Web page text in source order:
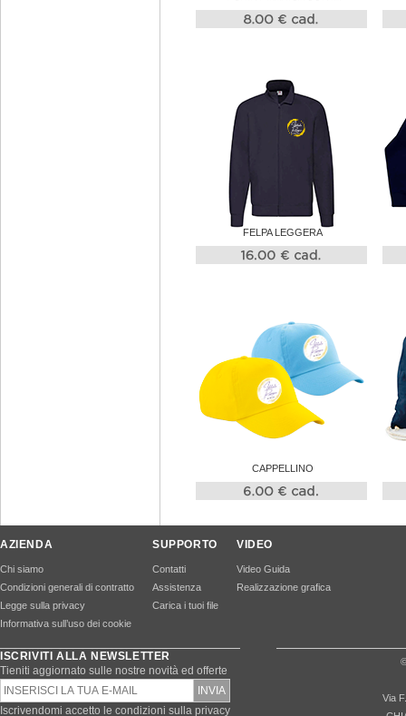
FELPA LEGGERA
CAPPELLINO
AZIENDA
Chi siamo
Condizioni generali di contratto
Legge sulla privacy
Informativa sull’uso dei cookie
SUPPORTO
Contatti
Assistenza
Carica i tuoi file
VIDEO
Video Guida
Realizzazione grafica
ISCRIVITI ALLA NEWSLETTER
Tieniti aggiornato sulle nostre novità ed offerte
Iscrivendomi accetto le condizioni sulla privacy
Via